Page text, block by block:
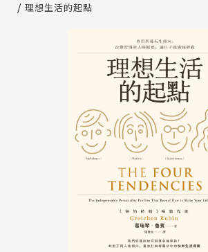
【公告】琅琅讀墨數位閱讀資產合
理想生活的起點